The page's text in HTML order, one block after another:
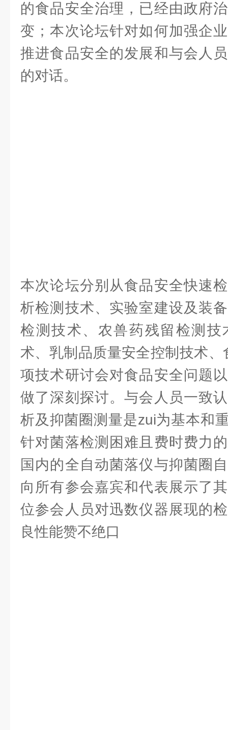
的食品安全治理，已经由政府
变；本次论坛针对如何加强企
推进食品安全的发展和与会人
的对话。
本次论坛分别从食品安全快速
析检测技术、实验室建设及装
检测技术、农兽药残留检测技
术、乳制品质量安全控制技术
项技术研讨会对食品安全问题
做了深刻探讨。与会人员一致
析及抑菌圈测量是zui为基本和
针对菌落检测困难且费时费力
国内的全自动菌落仪与抑菌圈
向所有参会嘉宾和代表展示了
位参会人员对迅数仪器展现的
良性能赞不绝口